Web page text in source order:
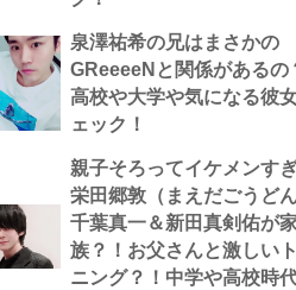
泉澤祐希の兄はまさかの
GReeeeNと関係があるの
高校や大学や気になる彼
ェック！
親子そろってイケメンす
栄田郷敦（まえだごうどん
千葉真一＆新田真剣佑が
族？！お父さんと激しい
ニング？！中学や高校時